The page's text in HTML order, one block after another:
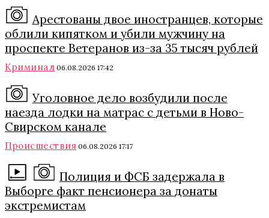
Арестованы двое иностранцев, которые
облили кипятком и убили мужчину на
проспекте Ветеранов из-за 35 тысяч рублей
Криминал 06.08.2026 17:42
Уголовное дело возбудили после
наезда лодки на матрас с детьми в Ново-
Свирском канале
Происшествия 06.08.2026 17:17
Полиция и ФСБ задержала в
Выборге факт пенсионера за донаты
экстремистам